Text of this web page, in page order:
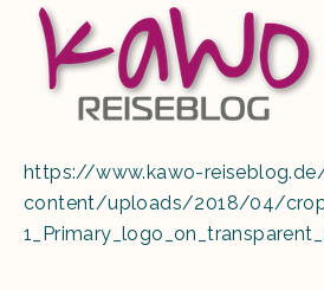
https://www.kawo-
content/uploads/2018/04/